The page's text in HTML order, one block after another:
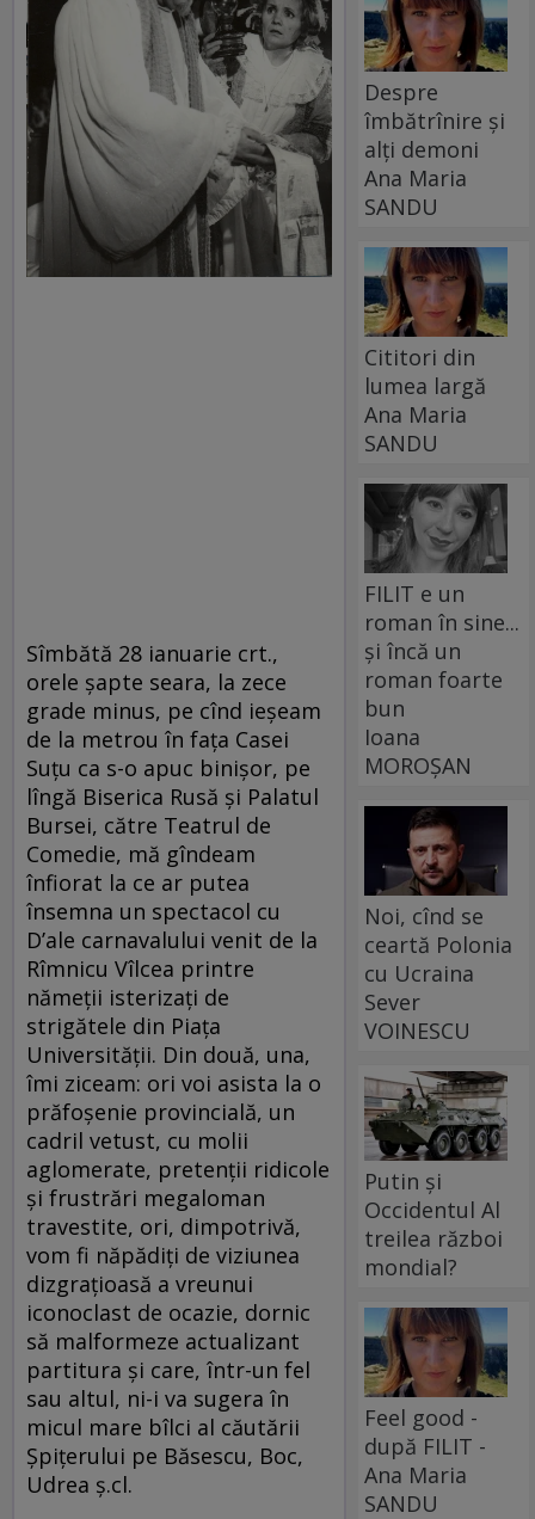
Sîmbătă 28 ianuarie crt.,
orele şapte seara, la zece
grade minus, pe cînd ieşeam
de la metrou în faţa Casei
Suţu ca s-o apuc binişor, pe
lîngă Biserica Rusă şi Palatul
Bursei, către Teatrul de
Comedie, mă gîndeam
înfiorat la ce ar putea
însemna un spectacol cu
D’ale carnavalului venit de la
Rîmnicu Vîlcea printre
nămeţii isterizaţi de
strigătele din Piaţa
Universităţii. Din două, una,
îmi ziceam: ori voi asista la o
prăfoşenie provincială, un
cadril vetust, cu molii
aglomerate, pretenţii ridicole
şi frustrări megaloman
travestite, ori, dimpotrivă,
vom fi năpădiţi de viziunea
dizgraţioasă a vreunui
iconoclast de ocazie, dornic
să malformeze actualizant
partitura şi care, într-un fel
sau altul, ni-i va sugera în
micul mare bîlci al căutării
Şpiţerului pe Băsescu, Boc,
Udrea ş.cl.
Despre
îmbătrînire și
alți demoni
Ana Maria
SANDU
Cititori din
lumea largă
Ana Maria
SANDU
FILIT e un
roman în sine...
și încă un
roman foarte
bun
Ioana
MOROȘAN
Noi, cînd se
ceartă Polonia
cu Ucraina
Sever
VOINESCU
Putin și
Occidentul Al
treilea război
mondial?
Feel good -
după FILIT -
Ana Maria
SANDU